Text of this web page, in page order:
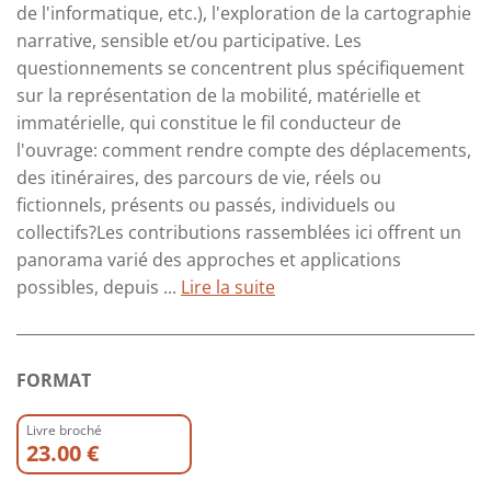
de l'informatique, etc.), l'exploration de la cartographie
narrative, sensible et/ou participative. Les
questionnements se concentrent plus spécifiquement
sur la représentation de la mobilité, matérielle et
immatérielle, qui constitue le fil conducteur de
l'ouvrage: comment rendre compte des déplacements,
des itinéraires, des parcours de vie, réels ou
fictionnels, présents ou passés, individuels ou
collectifs?Les contributions rassemblées ici offrent un
panorama varié des approches et applications
possibles, depuis ... Lire la suite
FORMAT
Livre broché
23.00 €